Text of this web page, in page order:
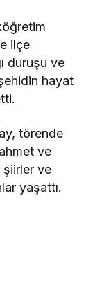
ilçe
duruşu ve
hayat
törende
ve
şiirler ve
yaşattı.